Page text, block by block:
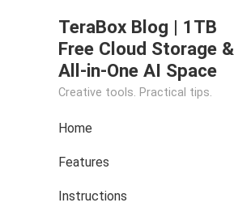
TeraBox Blog | 1TB
Free Cloud Storage &
All-in-One AI Space
Creative tools. Practical tips.
Home
Features
Instructions